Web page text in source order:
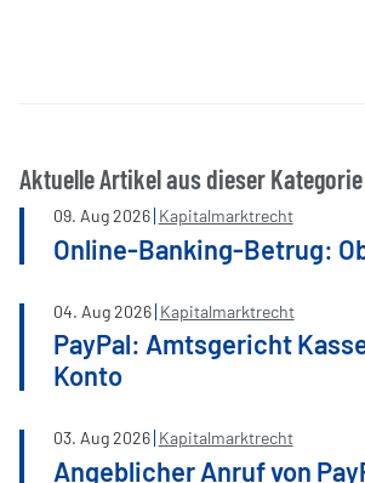
Aktuelle Artikel aus dieser Kategorie
09. Aug2026 Kapitalmarktrecht
Online-Banking-Betrug:
04. Aug2026 Kapitalmarktrecht
PayPal: Amtsgericht
Konto
03. Aug2026 Kapitalmarktrecht
Angeblicher Anruf von